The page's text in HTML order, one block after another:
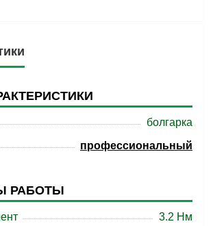
болгарка
профессиональный
РАБОТЫ
3.2 Нм